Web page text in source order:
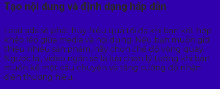
Tạo nội dung và định dạng hấp dẫn
Lead ads sẽ phát huy hiệu quả tối đa khi bạn kết hợp
khéo léo giữa media và nội dung. Nếu bạn muốn giới
thiệu nhiều sản phẩm, hãy chọn chế độ vòng quay.
Ngược lại, video ngắn sẽ là lựa chọn lý tưởng khi bạn
muốn kể một câu chuyện và tăng cường độ nhận
diện thương hiệu.